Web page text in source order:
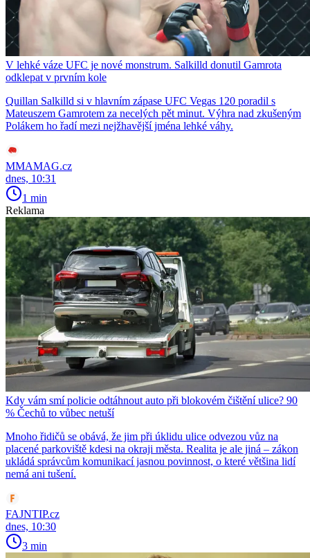
V lehké váze UFC je nové monstrum. Salkilld donutil Gamrota
odklepat v prvním kole
Quillan Salkilld si v hlavním zápase UFC Vegas 120 poradil s
Mateuszem Gamrotem za necelých pět minut. Výhra nad zkušeným
Polákem ho řadí mezi nejžhavější jména lehké váhy.
MMAMAG.cz
dnes, 10:31
1 min
Reklama
Kdy vám smí policie odtáhnout auto při blokovém čištění ulice? 90
% Čechů to vůbec netuší
Mnoho řidičů se obává, že jim při úklidu ulice odvezou vůz na
placené parkoviště kdesi na okraji města. Realita je ale jiná – zákon
ukládá správcům komunikací jasnou povinnost, o které většina lidí
nemá ani tušení.
FAJNTIP.cz
dnes, 10:30
3 min